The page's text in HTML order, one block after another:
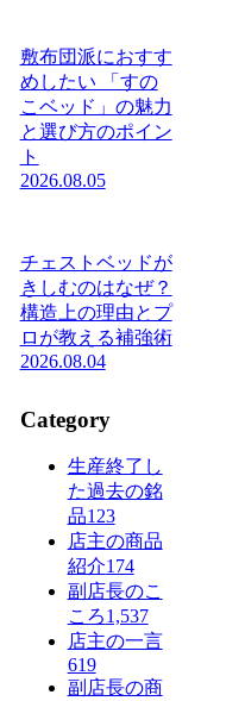
敷布団派におすす
めしたい 「すの
こベッド」の魅力
と選び方のポイン
ト
2026.08.05
チェストベッドが
きしむのはなぜ？
構造上の理由とプ
ロが教える補強術
2026.08.04
Category
生産終了し
た過去の銘
品123
店主の商品
紹介174
副店長のこ
ころ1,537
店主の一言
619
副店長の商